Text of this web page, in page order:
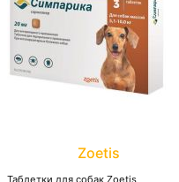
Zoetis